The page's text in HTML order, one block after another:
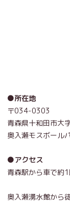
●所在地
〒034-0303
青森県十和田市大
奥入瀬モスボール
●アクセス
青森駅から車で約
奥入瀬湧水館から